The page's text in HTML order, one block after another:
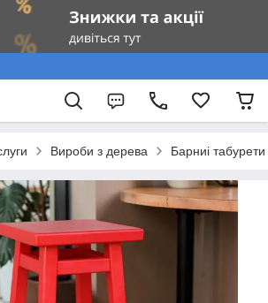
Вироби з дерева Барниі